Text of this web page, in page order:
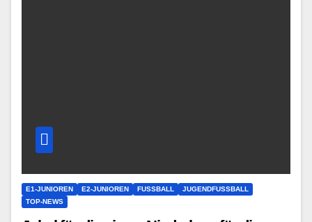
E1-JUNIOREN E2-JUNIOREN FUSSBALL
JUGENDFUSSBALL
TOP-NEWS